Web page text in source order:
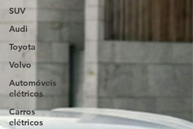
SUV
Audi
Toyota
Volvo
Automóveis
elétricos
Carros
elétricos